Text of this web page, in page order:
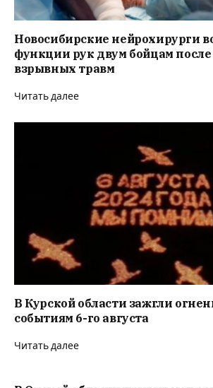
Новосибирские нейрохирурги
функции рук двум бойцам
взрывных травм
Читать далее
В Курской области зажгли
событиям 6-го августа
Читать далее